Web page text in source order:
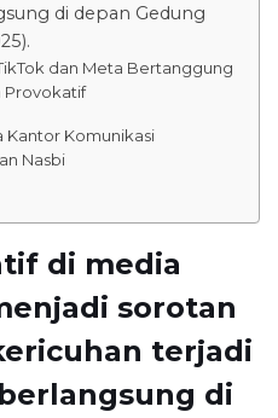
di depan Gedung
dan Meta Bertanggung
Provokatif
Kantor Komunikasi
Nasbi
di media
sorotan
terjadi
di